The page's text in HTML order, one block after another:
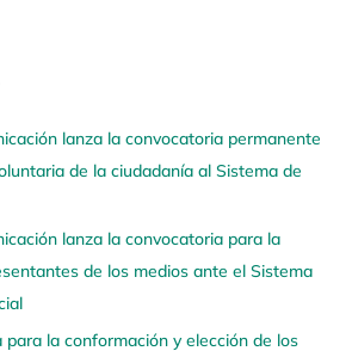
lanza la convocatoria permanente
de la ciudadanía al Sistema de
lanza la convocatoria para la
de los medios ante el Sistema
la conformación y elección de los